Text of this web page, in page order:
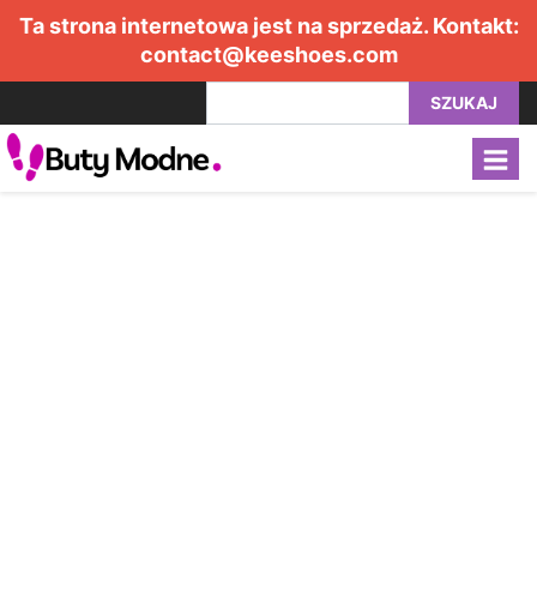
Ta strona internetowa jest na sprzedaż. Kontakt:
contact@keeshoes.com
SZUKAJ